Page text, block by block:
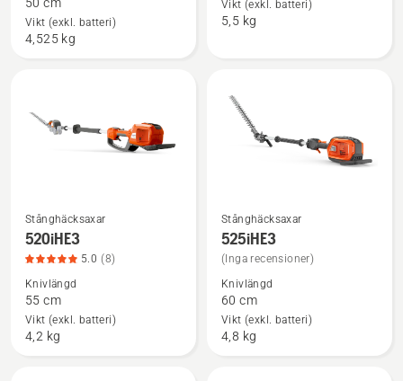
with
charger,
produktbetyg
Vikt (exkl. batteri)
4,525 kg
produktbetyg
Vikt (exkl. batteri)
5,5 kg
Se
mer
information
om
520iHE3,
produktbetyg
Stånghäcksaxar
520iHE3
5.0 (8)
Knivlängd
55 cm
Vikt (exkl. batteri)
4,2 kg
Se
mer
information
om
525iHE3
Stånghäcksaxar
525iHE3
(Inga recensioner)
Knivlängd
60 cm
Vikt (exkl. batteri)
4,8 kg